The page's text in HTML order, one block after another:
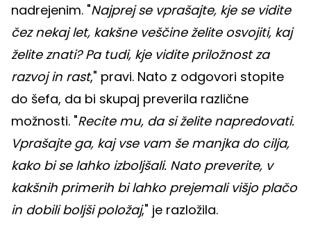
nadrejenim. "Najprej se vprašajte, kje se vidite
čez nekaj let, kakšne veščine želite osvojiti, kaj
želite znati? Pa tudi, kje vidite priložnost za
razvoj in rast," pravi. Nato z odgovori stopite
do šefa, da bi skupaj preverila različne
možnosti. "Recite mu, da si želite napredovati.
Vprašajte ga, kaj vse vam še manjka do cilja,
kako bi se lahko izboljšali. Nato preverite, v
kakšnih primerih bi lahko prejemali višjo plačo
in dobili boljši položaj," je razložila.